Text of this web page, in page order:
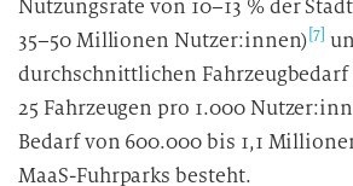
D
a
t
e
n
Nutzungsrate von 10–13 % der
35–50 Millionen Nutzer:innen) [7]
durchschnittlichen Fahrzeugbedarf
25 Fahrzeugen pro 1.000
Bedarf von 600.000 bis 1,1
MaaS-Fuhrparks besteht.